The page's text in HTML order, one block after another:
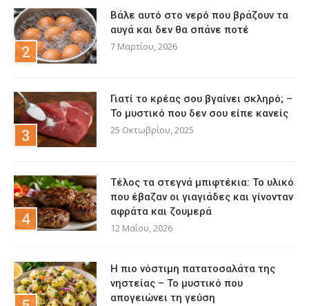
Βάλε αυτό στο νερό που βράζουν τα
αυγά και δεν θα σπάνε ποτέ
7 Μαρτίου, 2026
Γιατί το κρέας σου βγαίνει σκληρό; –
Το μυστικό που δεν σου είπε κανείς
25 Οκτωβρίου, 2025
Τέλος τα στεγνά μπιφτέκια: Το υλικό
που έβαζαν οι γιαγιάδες και γίνονταν
αφράτα και ζουμερά
12 Μαΐου, 2026
Η πιο νόστιμη πατατοσαλάτα της
νηστείας – Το μυστικό που
απογειώνει τη γεύση